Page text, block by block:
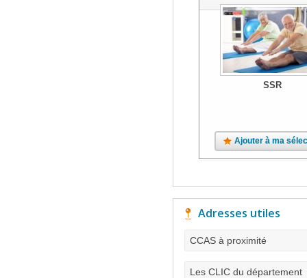
SSR
Ajouter à ma
Adresses utiles
CCAS à proximité
Les CLIC du département